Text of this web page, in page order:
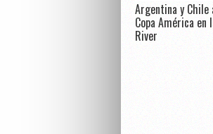
Argentina y Chile
Copa América en
River